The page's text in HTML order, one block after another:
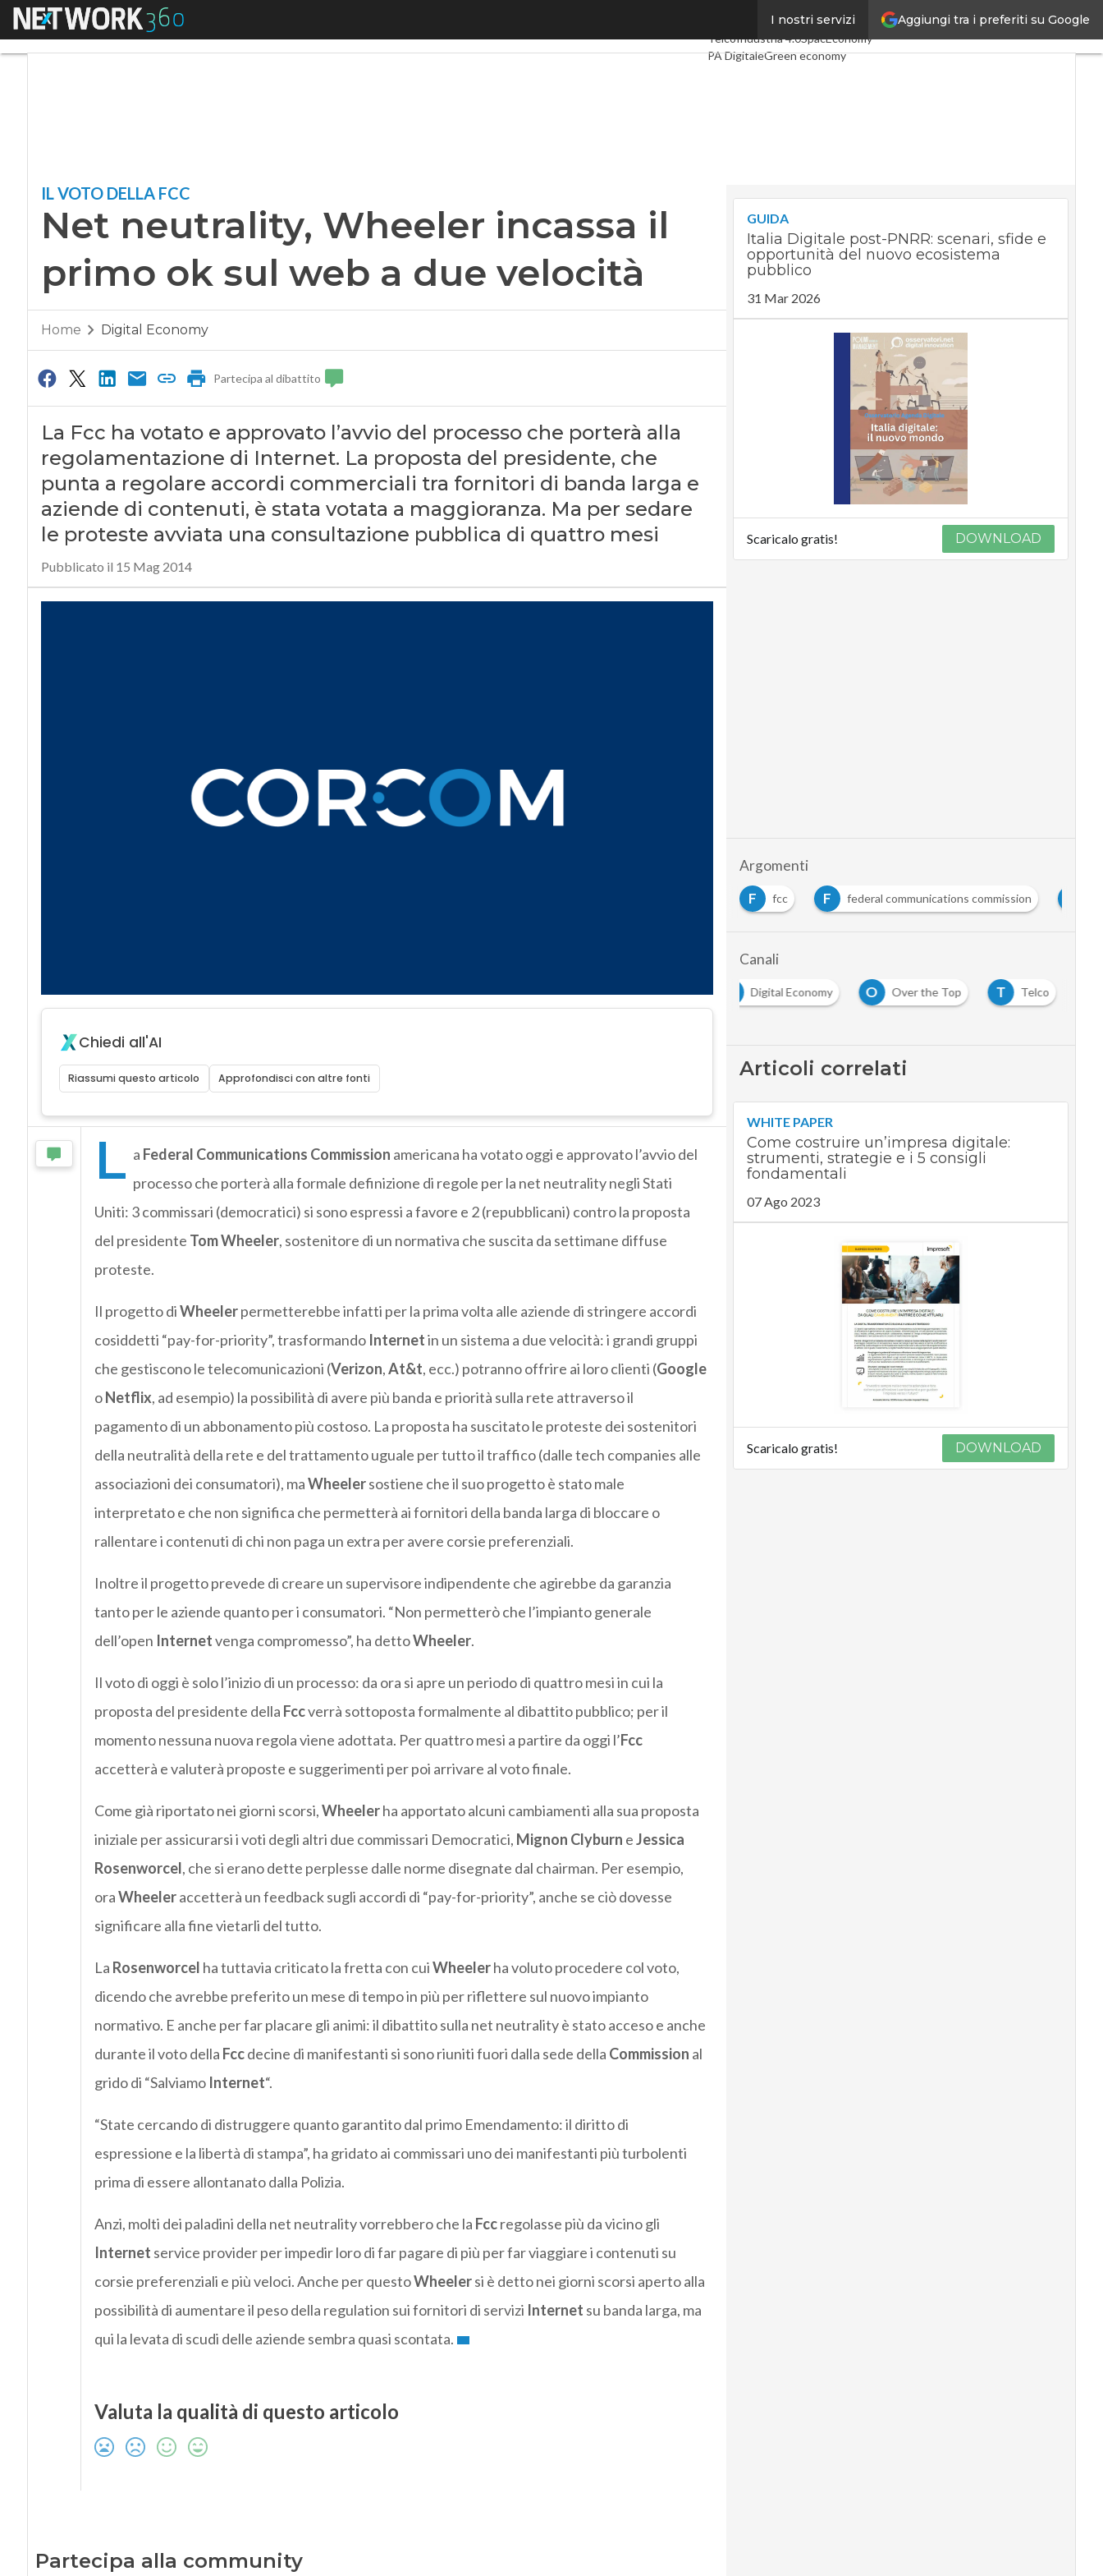
Aggiungi tra i preferiti su Google
I nostri servizi
Menu Ultimi articoli Digital Economy
TelcoIndustria 4.0SpacEconomy
PA DigitaleGreen economy
IL VOTO DELLA FCC
Net neutrality, Wheeler incassa il
primo ok sul web a due velocità
Home Digital Economy
Partecipa al dibattito
La Fcc ha votato e approvato l’avvio del processo che porterà alla
regolamentazione di Internet. La proposta del presidente, che
punta a regolare accordi commerciali tra fornitori di banda larga e
aziende di contenuti, è stata votata a maggioranza. Ma per sedare
le proteste avviata una consultazione pubblica di quattro mesi
Pubblicato il 15 Mag 2014
Chiedi all'AI
Riassumi questo articolo Approfondisci con altre fonti
L a Federal Communications Commission americana ha votato oggi e approvato l’avvio del
processo che porterà alla formale definizione di regole per la net neutrality negli Stati
Uniti: 3 commissari (democratici) si sono espressi a favore e 2 (repubblicani) contro la proposta
del presidente Tom Wheeler, sostenitore di un normativa che suscita da settimane diffuse
proteste.
Il progetto diWheelerpermetterebbe infatti per la prima volta alle aziende di stringere accordi
cosiddetti “pay-for-priority”, trasformando Internetin un sistema a due velocità: i grandi gruppi
che gestiscono le telecomunicazioni (Verizon,At&t, ecc.) potranno offrire ai loro clienti (Google
oNetflix, ad esempio) la possibilità di avere più banda e priorità sulla rete attraverso il
pagamento di un abbonamento più costoso. La proposta ha suscitato le proteste dei sostenitori
della neutralità della rete e del trattamento uguale per tutto il traffico (dalle tech companies alle
associazioni dei consumatori), maWheelersostiene che il suo progetto è stato male
interpretato e che non significa che permetterà ai fornitori della banda larga di bloccare o
rallentare i contenuti di chi non paga un extra per avere corsie preferenziali.
Inoltre il progetto prevede di creare un supervisore indipendente che agirebbe da garanzia
tanto per le aziende quanto per i consumatori. “Non permetterò che l’impianto generale
dell’open Internetvenga compromesso”, ha dettoWheeler.
Il voto di oggi è solo l’inizio di un processo: da ora si apre un periodo di quattro mesi in cui la
proposta del presidente della Fccverrà sottoposta formalmente al dibattito pubblico; per il
momento nessuna nuova regola viene adottata. Per quattro mesi a partire da oggi l’Fcc
accetterà e valuterà proposte e suggerimenti per poi arrivare al voto finale.
Come già riportato nei giorni scorsi,Wheelerha apportato alcuni cambiamenti alla sua proposta
iniziale per assicurarsi i voti degli altri due commissari Democratici, Mignon Clyburn eJessica
Rosenworcel, che si erano dette perplesse dalle norme disegnate dal chairman. Per esempio,
oraWheeleraccetterà un feedback sugli accordi di “pay-for-priority”, anche se ciò dovesse
significare alla fine vietarli del tutto.
La Rosenworcel ha tuttavia criticato la fretta con cuiWheelerha voluto procedere col voto,
dicendo che avrebbe preferito un mese di tempo in più per riflettere sul nuovo impianto
normativo. E anche per far placare gli animi: il dibattito sulla net neutrality è stato acceso e anche
durante il voto della Fccdecine di manifestanti si sono riuniti fuori dalla sede della Commission al
grido di “Salviamo Internet“.
“State cercando di distruggere quanto garantito dal primo Emendamento: il diritto di
espressione e la libertà di stampa”, ha gridato ai commissari uno dei manifestanti più turbolenti
prima di essere allontanato dalla Polizia.
Anzi, molti dei paladini della net neutrality vorrebbero che la Fccregolasse più da vicino gli
Internet service provider per impedir loro di far pagare di più per far viaggiare i contenuti su
corsie preferenziali e più veloci. Anche per questoWheelersi è detto nei giorni scorsi aperto alla
possibilità di aumentare il peso della regulation sui fornitori di servizi Internet su banda larga, ma
qui la levata di scudi delle aziende sembra quasi scontata.
Valuta la qualità di questo articolo
Partecipa alla community
GUIDA
Italia Digitale post-PNRR: scenari, sfide e
opportunità del nuovo ecosistema
pubblico
31 Mar 2026
Scaricalo gratis! DOWNLOAD
Argomenti
F federal communications commission G google
Canali
Digital Economy O Over the Top T Telco
Articoli correlati
WHITE PAPER
Come costruire un’impresa digitale:
strumenti, strategie e i 5 consigli
fondamentali
07 Ago 2023
Scaricalo gratis! DOWNLOAD